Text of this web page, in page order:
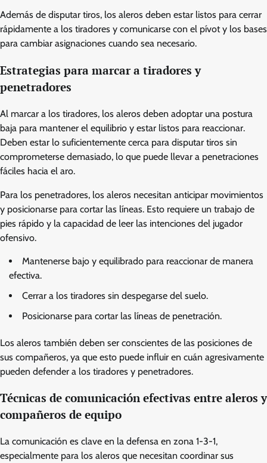
Además de disputar tiros, los aleros deben estar listos para cerrar
rápidamente a los tiradores y comunicarse con el pívot y los bases
para cambiar asignaciones cuando sea necesario.
Estrategias para marcar a tiradores y
penetradores
Al marcar a los tiradores, los aleros deben adoptar una postura
baja para mantener el equilibrio y estar listos para reaccionar.
Deben estar lo suficientemente cerca para disputar tiros sin
comprometerse demasiado, lo que puede llevar a penetraciones
fáciles hacia el aro.
Para los penetradores, los aleros necesitan anticipar movimientos
y posicionarse para cortar las líneas. Esto requiere un trabajo de
pies rápido y la capacidad de leer las intenciones del jugador
ofensivo.
Mantenerse bajo y equilibrado para reaccionar de manera
efectiva.
Cerrar a los tiradores sin despegarse del suelo.
Posicionarse para cortar las líneas de penetración.
Los aleros también deben ser conscientes de las posiciones de
sus compañeros, ya que esto puede influir en cuán agresivamente
pueden defender a los tiradores y penetradores.
Técnicas de comunicación efectivas entre aleros y
compañeros de equipo
La comunicación es clave en la defensa en zona 1-3-1,
especialmente para los aleros que necesitan coordinar sus